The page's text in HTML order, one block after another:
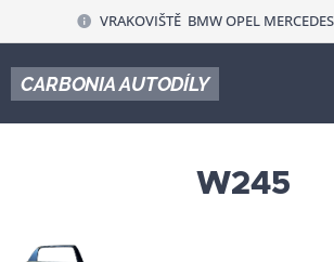
VRAKOVIŠTĚ BMW OPEL
CARBONIA AUTODÍLY
W245